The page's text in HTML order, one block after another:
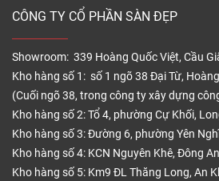
CÔNG TY CỔ PHẦN SÀN ĐẸP
Showroom: 339 Hoàng Quốc Việt, Cầu
Kho hàng số 1: số 1 ngõ 38 Đại Từ,
(Cuối ngõ 38, trong công ty xây dựng
Kho hàng số 2: Tổ 4, phường Cự Khối,
Kho hàng số 3: Đường 6, phường Yên
Kho hàng số 4: KCN Nguyên Khê, Đông
Kho hàng số 5: Km9 ĐL Thăng Long, An